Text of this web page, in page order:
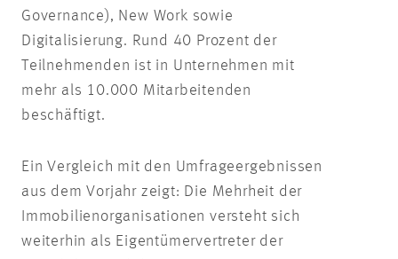
Governance), New Work sowie
Digitalisierung. Rund 40 Prozent der
Teilnehmenden ist in Unternehmen mit
mehr als 10.000 Mitarbeitenden
beschäftigt.
Ein Vergleich mit den Umfrageergebnissen
aus dem Vorjahr zeigt: Die Mehrheit der
Immobilienorganisationen versteht sich
weiterhin als Eigentümervertreter der